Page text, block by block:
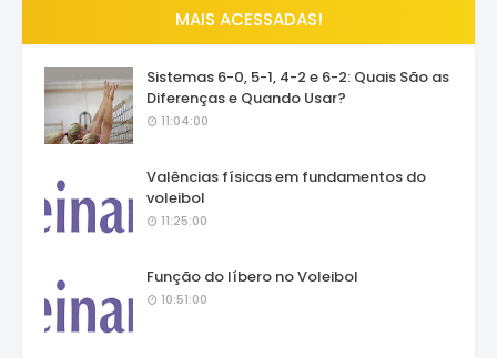
MAIS ACESSADAS!
Sistemas 6-0, 5-1, 4-2 e 6-2: Quais São as
Diferenças e Quando Usar?
11:04:00
Valências físicas em fundamentos do
voleibol
11:25:00
Função do líbero no Voleibol
10:51:00